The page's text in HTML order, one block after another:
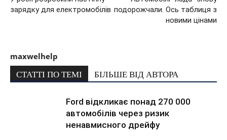
зарядку для електромобілів подорожчали. Ось таблиця з
новими цінами
maxwelhelp
СТАТТІ ПО ТЕМІ БІЛЬШЕ ВІД АВТОРА
Ford відкликає понад 270 000
автомобілів через ризик
ненавмисного дрейфу